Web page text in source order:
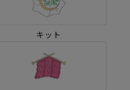
キット